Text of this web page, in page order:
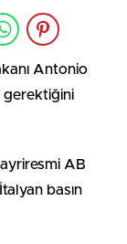
Antonio
gerektiğini
AB
İtalyan basın